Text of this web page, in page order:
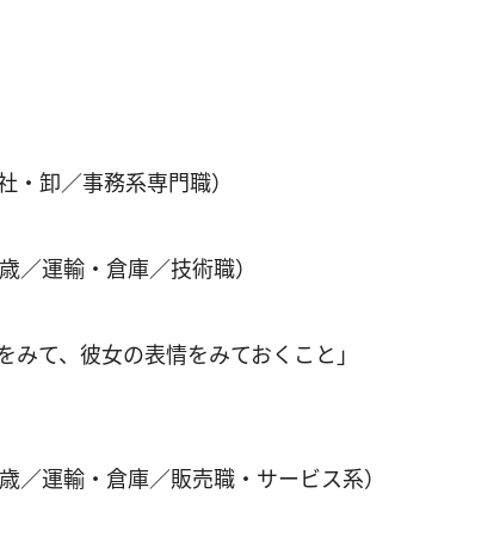
・卸／事務系専門職）
／運輸・倉庫／技術職）
て、彼女の表情をみておくこと」
／運輸・倉庫／販売職・サービス系）